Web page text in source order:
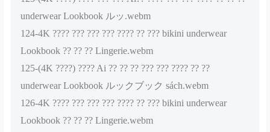
underwear Lookbook ルッ.webm
124-4K ???? ??? ??? ??? ???? ?? ??? bikini underwear
Lookbook ?? ?? ?? Lingerie.webm
125-(4K ????) ???? Ai ?? ?? ?? ??? ??? ???? ?? ??
underwear Lookbook ルックブック sách.webm
126-4K ???? ??? ??? ??? ???? ?? ??? bikini underwear
Lookbook ?? ?? ?? Lingerie.webm